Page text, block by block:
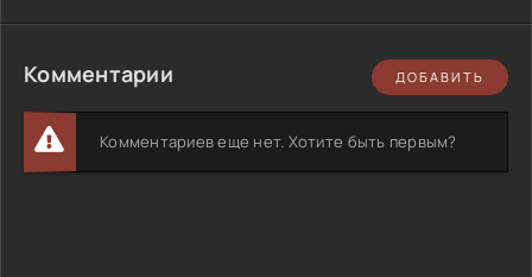
Комментарии ДОБАВИТЬ
Комментариев еще нет. Хотите быть первым?